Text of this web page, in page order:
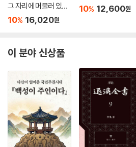
그 자리에 머물러 있는
가
10% 16,020원
10% 12,600원
이 분야 신상품